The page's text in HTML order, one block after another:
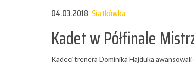
04.03.2018 Siatkówka
Kadet w Półfinale
Kadeci trenera Dominika Hajduka